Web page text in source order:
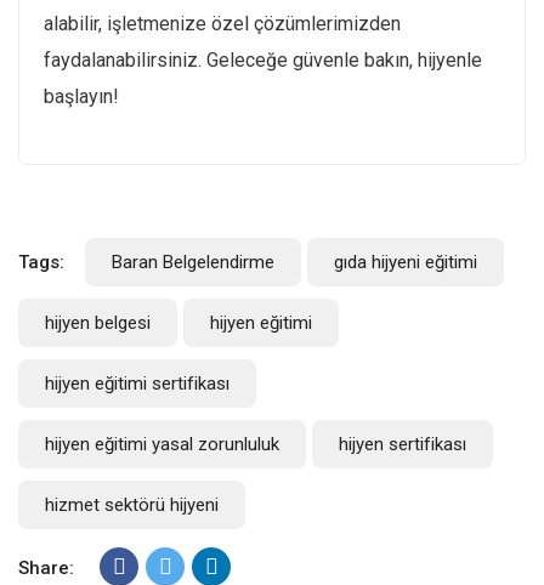
alabilir, işletmenize özel çözümlerimizden
faydalanabilirsiniz. Geleceğe güvenle bakın, hijyenle
başlayın!
Tags: Baran Belgelendirme gıda hijyeni eğitimi
hijyen belgesi hijyen eğitimi
hijyen eğitimi sertifikası
hijyen eğitimi yasal zorunluluk hijyen sertifikası
hizmet sektörü hijyeni
Share: